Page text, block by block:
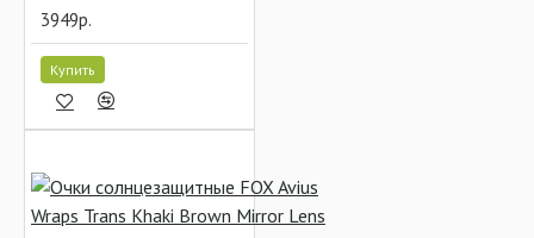
3949р.
Купить